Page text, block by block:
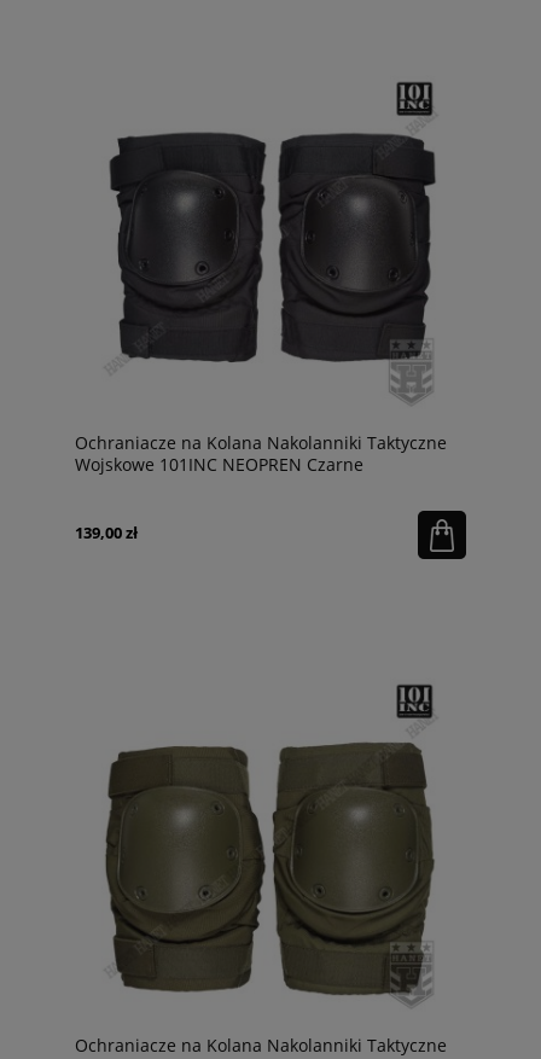
Ochraniacze na Kolana Nakolanniki Taktyczne
Wojskowe 101INC NEOPREN Czarne
139,00 zł
Ochraniacze na Kolana Nakolanniki Taktyczne